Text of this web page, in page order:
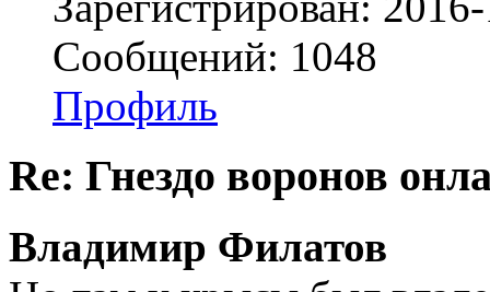
Сообщений: 1048
Профиль
Re: Гнездо воронов
Владимир Филатов